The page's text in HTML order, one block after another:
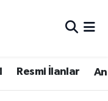
Resmi İlanlar